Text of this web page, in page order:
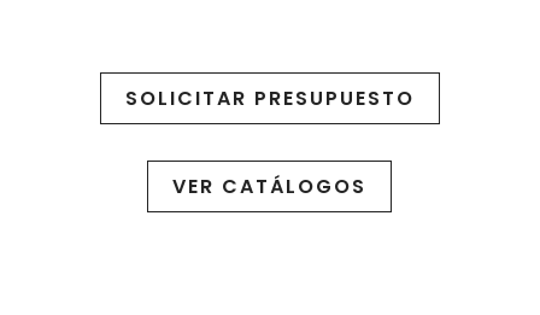
SOLICITAR PRESUPUESTO
VER CATÁLOGOS